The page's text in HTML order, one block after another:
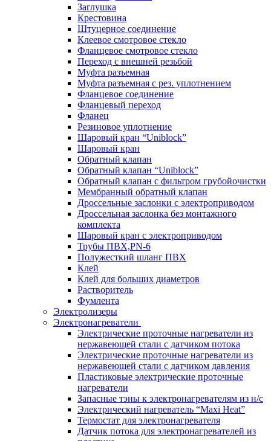
Заглушка
Крестовина
Штуцерное соединение
Клеевое смотровое стекло
Фланцевое смотровое стекло
Переход с внешней резьбой
Муфта разъемная
Муфта разъемная с рез. уплотнением
Фланцевое соединение
Фланцевый переход
Фланец
Резиновое уплотнение
Шаровый кран “Uniblock”
Шаровый кран
Обратный клапан
Обратный клапан “Uniblock”
Обратный клапан с фильтром грубойочистки
Мембранный обратный клапан
Дроссельные заслонки с электроприводом
Дроссельная заслонка без монтажного
комплекта
Шаровый кран с электроприводом
Трубы ПВХ,PN-6
Полужесткий шланг ПВХ
Клей
Клей для больших диаметров
Растворитель
Фумлента
Электролизеры
Электронагреватели
Электрические проточные нагреватели из
нержавеющей стали с датчиком потока
Электрические проточные нагреватели из
нержавеющей стали с датчиком давления
Пластиковые электрические проточные
нагреватели
Запасные тэны к электронагревателям из н/с
Электрический нагреватель “Maxi Heat”
Термостат для электронагревателя
Датчик потока для электронагревателей из